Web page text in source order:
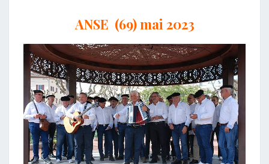
ANSE (69) mai 2023